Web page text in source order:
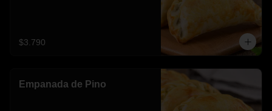
$3.790
Empanada de Pino